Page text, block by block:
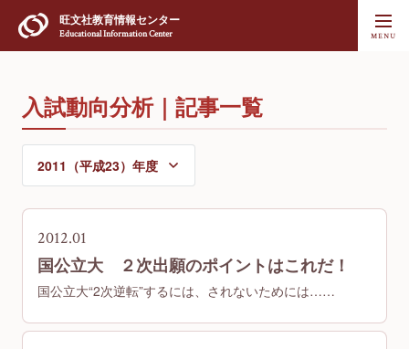
旺文社教育情報センター
Educational Information Center
入試動向分析｜記事一覧
2012.01
国公立大 ２次出願のポイントはこれだ！
国公立大“2次逆転”するには、されないためには……